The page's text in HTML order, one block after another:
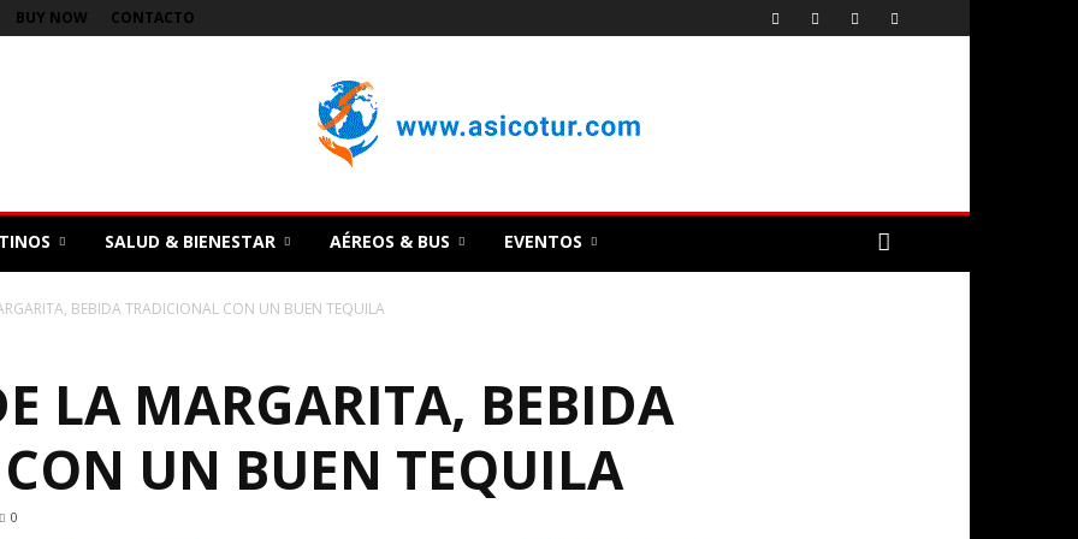
BUY NOW CONTACTO
SALUD & BIENESTAR AÉREOS & BUS EVENTOS
BEBIDA TRADICIONAL CON UN BUEN TEQUILA
LA MARGARITA, BEBIDA
UN BUEN TEQUILA
0